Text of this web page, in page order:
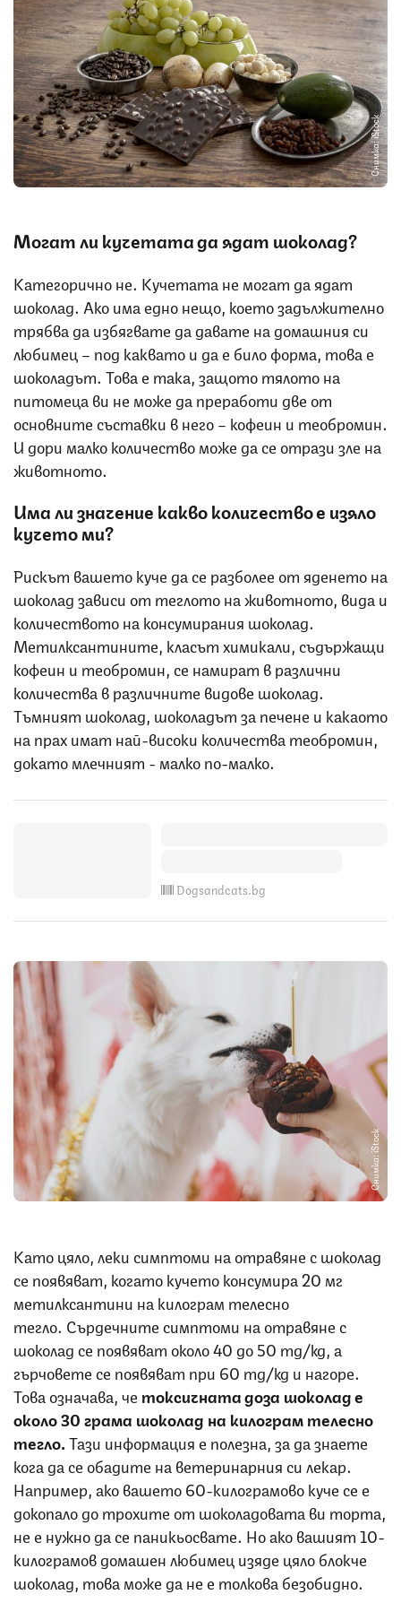
Снимка: iStock
Могат ли кучетата да ядат шоколад?
Категорично не. Кучетата не могат да ядат
шоколад. Ако има едно нещо, което задължително
трябва да избягвате да давате на домашния си
любимец – под каквато и да е било форма, това е
шоколадът. Това е така, защото тялото на
питомеца ви не може да преработи две от
основните съставки в него – кофеин и теобромин.
И дори малко количество може да се отрази зле на
животното.
Има ли значение какво количество е изяло
кучето ми?
Рискът вашето куче да се разболее от яденето на
шоколад зависи от теглото на животното, вида и
количеството на консумирания шоколад.
Метилксантините, класът химикали, съдържащи
кофеин и теобромин, се намират в различни
количества в различните видове шоколад.
Тъмният шоколад, шоколадът за печене и какаото
на прах имат най-високи количества теобромин,
докато млечният - малко по-малко.
Dogsandcats.bg
Снимка: iStock
Като цяло, леки симптоми на отравяне с шоколад
се появяват, когато кучето консумира 20 мг
метилксантини на килограм телесно
тегло. Сърдечните симптоми на отравяне с
шоколад се появяват около 40 до 50 mg/kg, а
гърчовете се появяват при 60 mg/kg и нагоре.
Това означава, че токсичната доза шоколад е
около 30 грама шоколад на килограм телесно
тегло.Тази информация е полезна, за да знаете
кога да се обадите на ветеринарния си лекар.
Например, ако вашето 60-килограмово куче се е
докопало до трохите от шоколадовата ви торта,
не е нужно да се паникьосвате. Но ако вашият 10-
килограмов домашен любимец изяде цяло блокче
шоколад, това може да не е толкова безобидно.